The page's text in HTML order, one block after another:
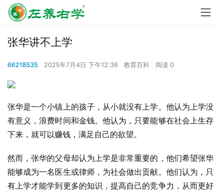
张华讲不上学
66218535 2025年7月4日 下午12:36 教育百科 阅读 0
张华是一个小镇上的孩子，从小就没有上学。他认为上学没
有意义，浪费时间和金钱。他认为，只要能够在社会上生存
下来，就可以赚钱，满足自己的欲望。
然而，张华的父母却认为上学是非常重要的，他们希望张华
能够成为一名医生或律师，为社会做出贡献。他们认为，只
有上学才能学到更多的知识，提高自己的竞争力，从而更好